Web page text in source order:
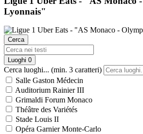
Lyonnais"
Cerca
Luoghi 0
Cerca luoghi... (min. 3 caratteri)
Salle Gaston Médecin
Auditorium Rainier III
Grimaldi Forum Monaco
Théâtre des Variétés
Stade Louis II
Opéra Garnier Monte-Carlo